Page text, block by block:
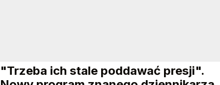
"Trzeba ich stale poddawać presji".